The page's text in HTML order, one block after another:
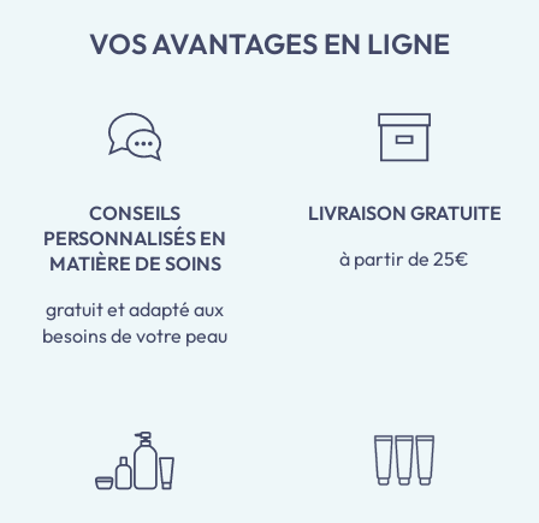
VOS AVANTAGES EN LIGNE
CONSEILS
PERSONNALISÉS EN
MATIÈRE DE SOINS
gratuit et adapté aux
besoins de votre peau
LIVRAISON GRATUITE
à partir de 25€